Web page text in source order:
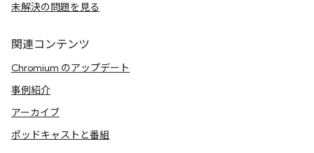
未解決の問題を見る
関連コンテンツ
Chromium のアップデート
事例紹介
アーカイブ
ポッドキャストと番組